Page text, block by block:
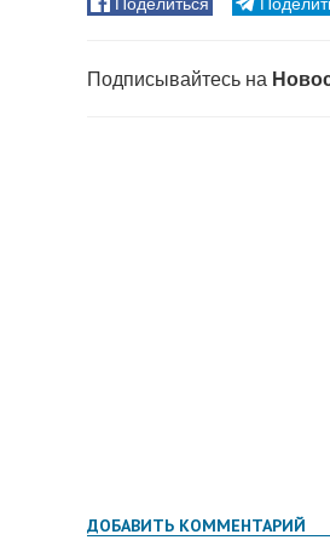
ДОБАВИТЬ КОММЕНТАРИЙ